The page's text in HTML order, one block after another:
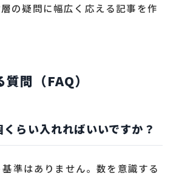
の疑問に幅広く応える記事を作
問（FAQ）
らい入れればいいですか？
準はありません。数を意識する